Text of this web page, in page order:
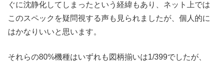
ぐに沈静化してしまったという経緯もあり、ネット上では
このスペックを疑問視する声も見られましたが、個人的に
はかなりいいと思います。
それらの80%機種はいずれも図柄揃いは1/399でしたが、